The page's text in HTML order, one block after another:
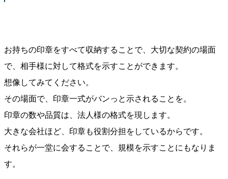
お持ちの印章をすべて収納することで、大切な契約の場面
で、相手様に対して格式を示すことができます。
想像してみてください。
その場面で、印章一式がバンっと示されることを。
印章の数や品質は、法人様の格式を現します。
大きな会社ほど、印章も役割分担をしているからです。
それらが一堂に会することで、規模を示すことにもなりま
す。